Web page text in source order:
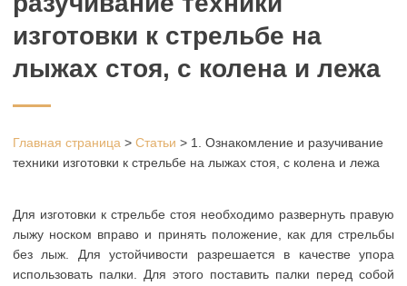
изготовки к стрельбе на
лыжах стоя, с колена и лежа
Главная страница > Статьи > 1. Ознакомление и разучивание
техники изготовки к стрельбе на лыжах стоя, с колена и лежа
Для изготовки к стрельбе стоя необходимо развернуть правую
лыжу носком вправо и принять положение, как для стрельбы
без лыж. Для устойчивости разрешается в качестве упора
использовать палки. Для этого поставить палки перед собой